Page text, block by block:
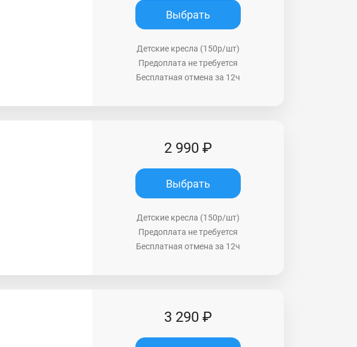
Выбрать
Детские кресла (150р/шт)
Предоплата не требуется
Бесплатная отмена за 12ч
2 990 ₽
Выбрать
Детские кресла (150р/шт)
Предоплата не требуется
Бесплатная отмена за 12ч
3 290 ₽